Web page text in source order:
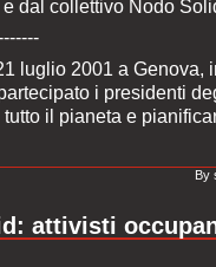
dal collettivo Nodo
luglio 2001 a
i presidenti
tutto il pianeta e
By
attivisti